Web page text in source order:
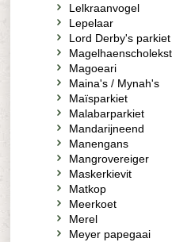
Lelkraanvogel
Lepelaar
Lord Derby's parkiet
Magoeari
Maina's / Mynah's
Maïsparkiet
Malabarparkiet
Mandarijneend
Manengans
Mangrovereiger
Maskerkievit
Matkop
Meerkoet
Merel
Meyer papegaai